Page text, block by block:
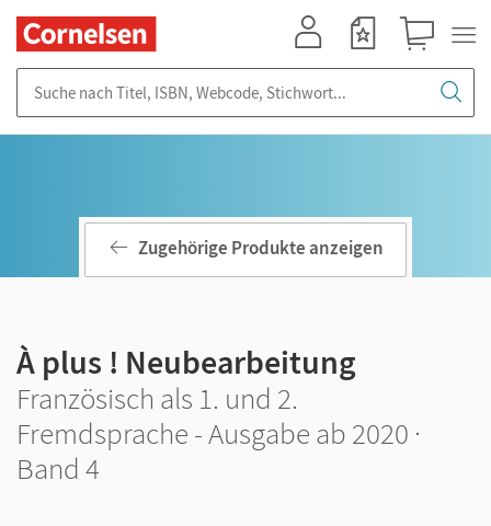
Zugehörige Produkte anzeigen
À plus ! Neubearbeitung
Französisch als 1. und 2.
Fremdsprache - Ausgabe ab 2020 ·
Band 4